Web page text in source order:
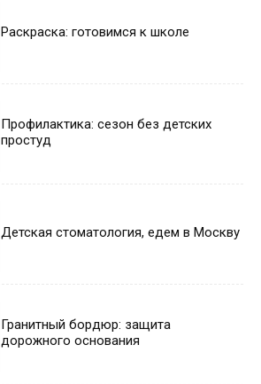
Раскраска: готовимся к школе
Профилактика: сезон без детских
простуд
Детская стоматология, едем в Москву
Гранитный бордюр: защита
дорожного основания